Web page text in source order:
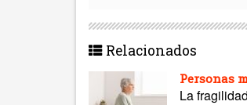
Relacionados
Personas
La